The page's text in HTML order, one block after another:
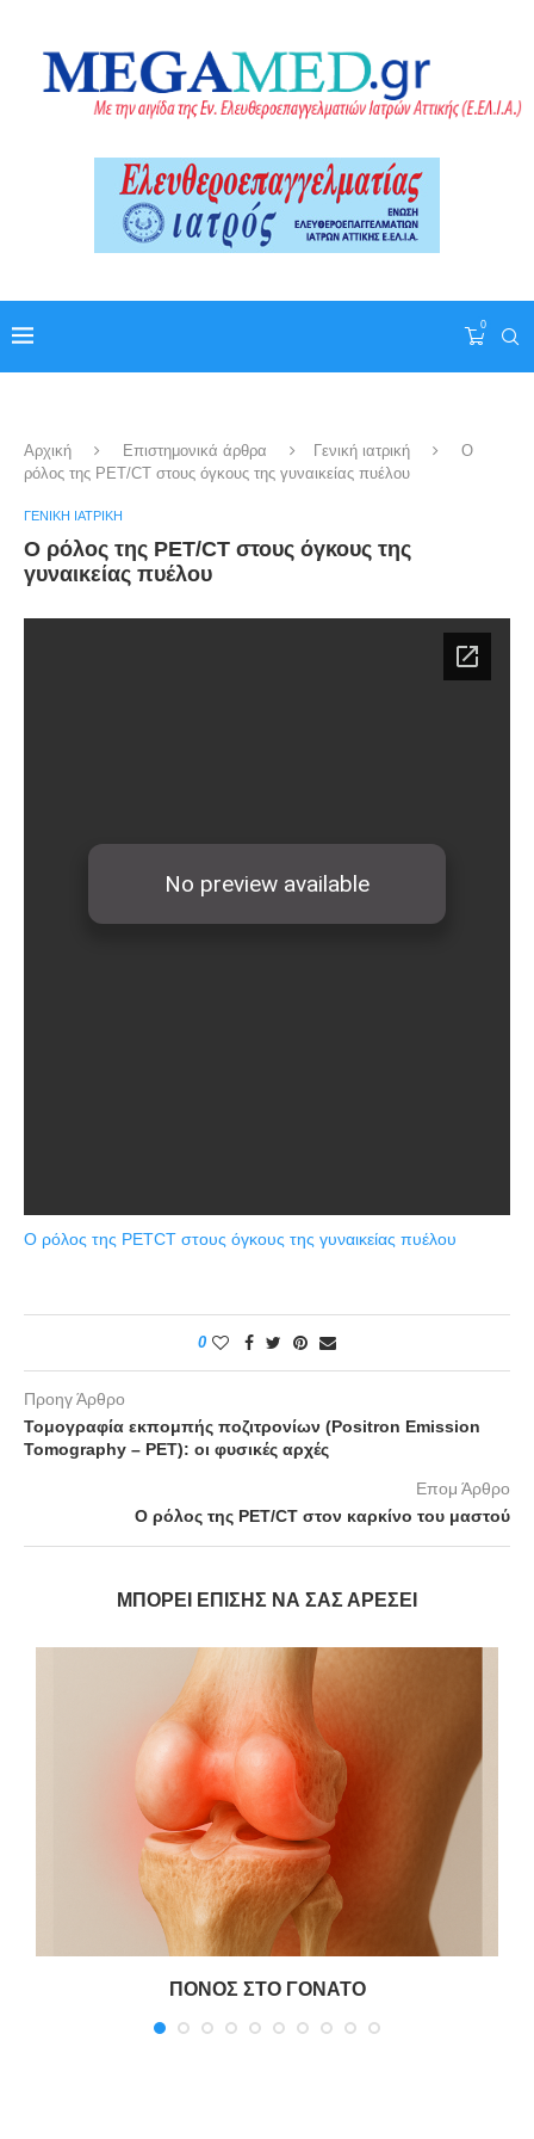
0
Αρχική Επιστημονικά άρθρα Γενική ιατρική
Ο
ρόλος της PET/CT στους όγκους της γυναικείας πυέλου
ΓΕΝΙΚΉ ΙΑΤΡΙΚΉ
Ο ρόλος της PET/CT στους όγκους της
γυναικείας πυέλου
Ο ρόλος της PETCT στους όγκους της γυναικείας πυέλου
0
Προηγ Άρθρο
Τομογραφία εκπομπής ποζιτρονίων (Positron Emission
Tomography – PET): οι φυσικές αρχές
Επομ Άρθρο
Ο ρόλος της PET/CT στον καρκίνο του μαστού
ΜΠΟΡΕΊ ΕΠΊΣΗΣ ΝΑ ΣΑΣ ΑΡΈΣΕΙ
ΠΟΝΟΣ ΣΤΟ ΓΟΝΑΤΟ